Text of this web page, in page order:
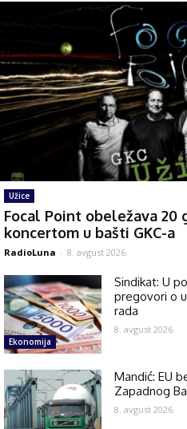
Užice
Focal Point obeležava 20
koncertom u bašti GKC-a
RadioLuna - 8. avgust 2026.
Ekonomija
Sindikat: U
pregovori o
rada
8. avgust 2026.
Mandić: EU
Zapadnog
8. avgust 2026.